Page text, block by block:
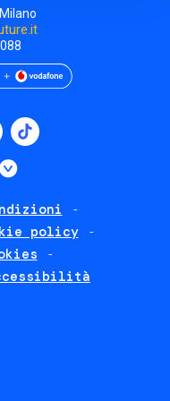
Mostra ulteriori
policy